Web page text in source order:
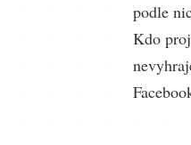
podle
Kdo